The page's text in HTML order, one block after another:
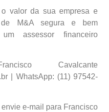
valor da sua empresa e
de M&A segura e bem
assessor financeiro
Cavalcante
| WhatsApp: (11) 97542-
e-mail para Francisco